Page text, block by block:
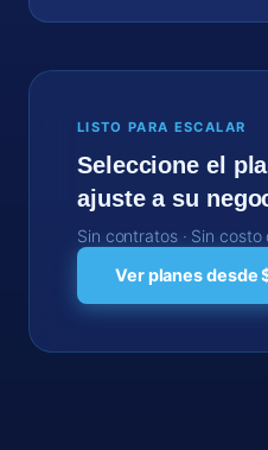
LISTO PARA ESCALAR
Seleccione el
ajuste a su
Sin contratos · Sin
Ver planes desde